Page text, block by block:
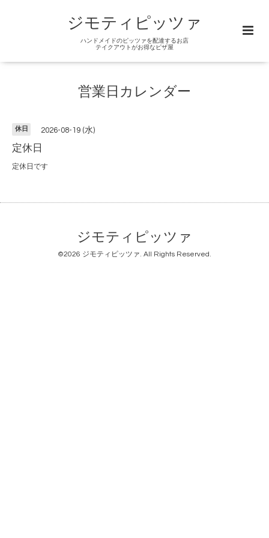
ジモティピッツァ
ハンドメイドのピッツァを配達するお店
テイクアウトがお得なピザ屋
営業日カレンダー
休日 2026-08-19 (水)
定休日
定休日です
ジモティピッツァ
©2026 ジモティピッツァ. All Rights Reserved.